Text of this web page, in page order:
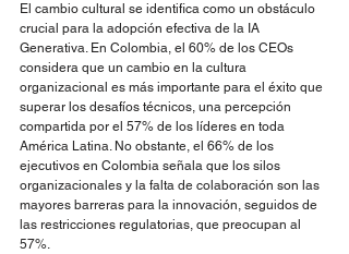
El cambio cultural se identifica como un obstáculo
crucial para la adopción efectiva de la IA
Generativa. En Colombia, el 60% de los CEOs
considera que un cambio en la cultura
organizacional es más importante para el éxito que
superar los desafíos técnicos, una percepción
compartida por el 57% de los líderes en toda
América Latina. No obstante, el 66% de los
ejecutivos en Colombia señala que los silos
organizacionales y la falta de colaboración son las
mayores barreras para la innovación, seguidos de
las restricciones regulatorias, que preocupan al
57%.